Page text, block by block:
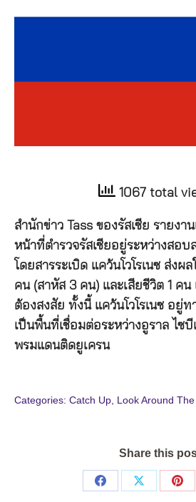
1067 total
สำนักข่าว Tass ของรัสเซีย รายงา
หน้าที่ตำรวจรัสเซียอยู่ระหว่างสอบ
โดยสารระเบิด แคว้นโวโรเนซ ส่งผ
คน (สาหัส 3 คน) และเสียชีวิต 1 ค
ต้องสงสัย ทั้งนี้ แคว้นโวโรเนซ อยู่ท
เป็นพื้นที่เชื่อมต่อระหว่างอูราล ไซบี
พรมแดนติดยูเครน
Categories: Catch Up Look Around
Share this
Share
Share